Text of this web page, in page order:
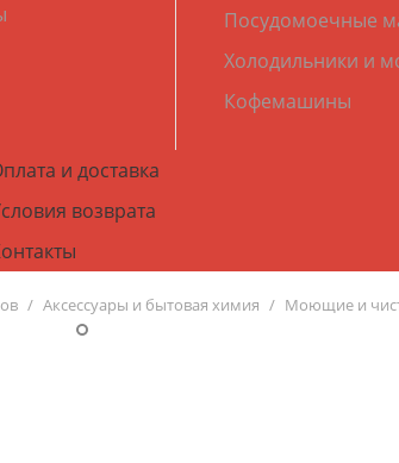
Посудомоечные
Холодильники и
Кофемашины
и доставка
возврата
Аксессуары и бытовая химия Моющие и